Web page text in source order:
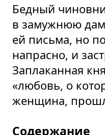
Бедный
в замужнюю
ей письма, но
напрасно, и
Заплаканная
«любовь, о
женщина,
Содержание